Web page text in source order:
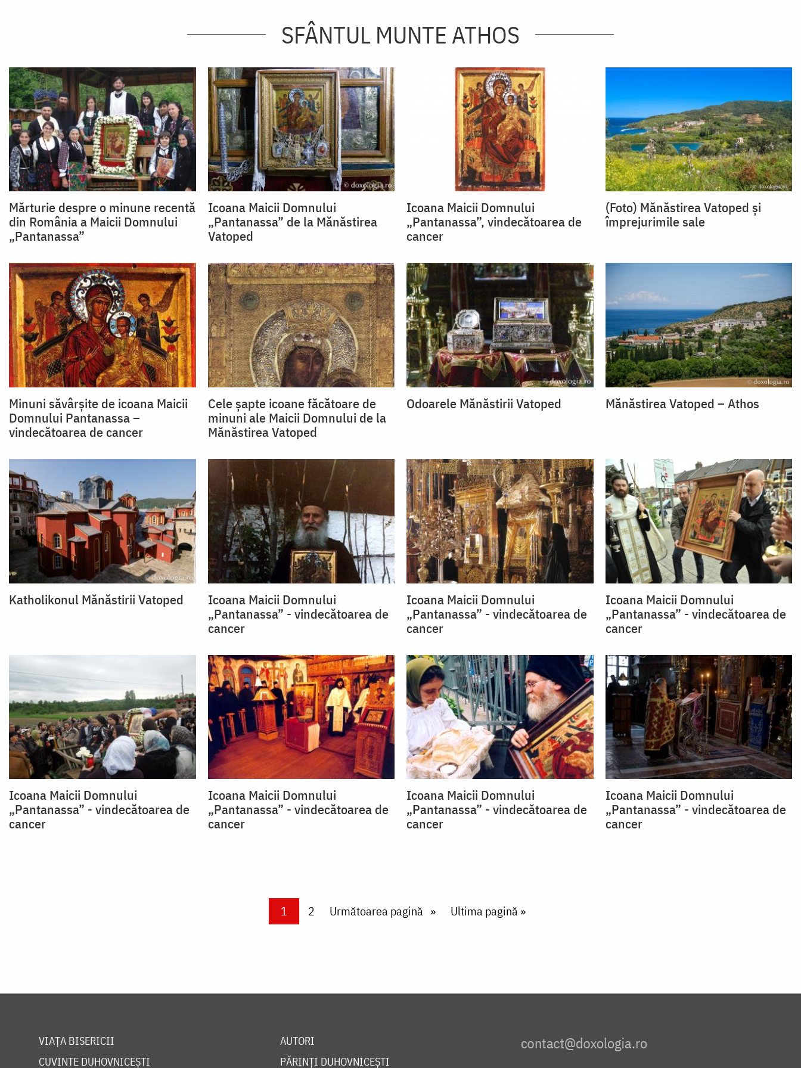
SFÂNTUL MUNTE ATHOS
Mărturie despre o minune recentă
din România a Maicii Domnului
„Pantanassa”
Icoana Maicii Domnului
„Pantanassa” de la Mănăstirea
Vatoped
Icoana Maicii Domnului
„Pantanassa”, vindecătoarea de
cancer
(Foto) Mănăstirea Vatoped și
împrejurimile sale
Minuni săvârșite de icoana Maicii
Domnului Pantanassa –
vindecătoarea de cancer
Cele șapte icoane făcătoare de
minuni ale Maicii Domnului de la
Mănăstirea Vatoped
Odoarele Mănăstirii Vatoped Mănăstirea Vatoped – Athos
Katholikonul Mănăstirii Vatoped
Icoana Maicii Domnului
„Pantanassa” - vindecătoarea de
cancer
Icoana Maicii Domnului
„Pantanassa” - vindecătoarea de
cancer
Icoana Maicii Domnului
„Pantanassa” - vindecătoarea de
cancer
Icoana Maicii Domnului
„Pantanassa” - vindecătoarea de
cancer
Icoana Maicii Domnului
„Pantanassa” - vindecătoarea de
cancer
Icoana Maicii Domnului
„Pantanassa” - vindecătoarea de
cancer
Icoana Maicii Domnului
„Pantanassa” - vindecătoarea de
cancer
Current page
1 Page
2 Next page
Următoarea pagină Last page
Ultima pagină »
VIAȚA BISERICII
CUVINTE DUHOVNICEȘTI
AUTORI
PĂRINȚI DUHOVNICEȘTI